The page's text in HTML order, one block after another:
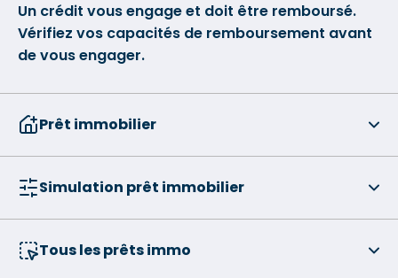
Un crédit vous engage et doit être remboursé.
Vérifiez vos capacités de remboursement avant
de vous engager.
Prêt immobilier
Simulation prêt immobilier
Tous les prêts immo